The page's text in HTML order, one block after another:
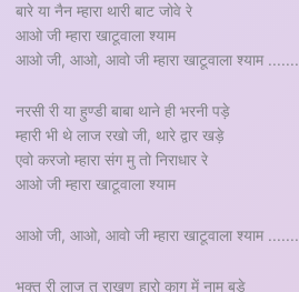
बारे या नैन म्हारा थारी बाट जोवे रे
आओ जी म्हारा खाटूवाला श्याम
आओ जी, आओ, आवो जी म्हारा खाटूवाला श्याम .......
नरसी री या हुण्डी बाबा थाने ही भरनी पड़े
म्हारी भी थे लाज रखो जी, थारे द्वार खड़े
एवो करजो म्हारा संग मु तो निराधार रे
आओ जी म्हारा खाटूवाला श्याम
आओ जी, आओ, आवो जी म्हारा खाटूवाला श्याम .......
भक्त री लाज तू राखण हारो काग में नाम बड़े